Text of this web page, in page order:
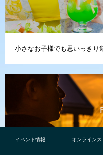
イベント情報 オンラインス
小さなお子様でも思いっきり